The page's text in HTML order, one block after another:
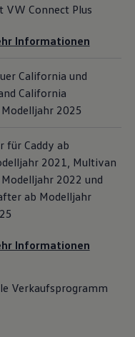
VW Connect Plus
Informationen
California und
California
2025
für Caddy ab
2021,
Multivan
2022 und
ab Modelljahr
Informationen
Verkaufsprogramm